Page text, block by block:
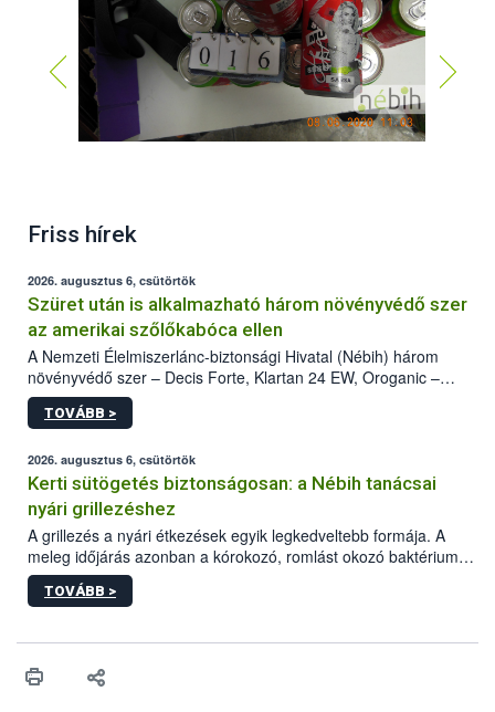
Friss hírek
2026. augusztus 6, csütörtök
Szüret után is alkalmazható három növényvédő szer
az amerikai szőlőkabóca ellen
A Nemzeti Élelmiszerlánc-biztonsági Hivatal (Nébih) három
növényvédő szer – Decis Forte, Klartan 24 EW, Oroganic –
engedélyokiratát módosította, így azok a szüretet követően,
egészen a vesszőérettség (BBCH 91) stádiumáig
érésű szőlőkben is legyen lehetőség a károsító elleni további
védekezésre. Az Oroganic készítmény kis kiszerelésben kiskerti
felhasználók számára is elérhető és ökológiai termesztésben is
engedélyezett.
TOVÁBB >
2026. augusztus 6, csütörtök
Kerti sütögetés biztonságosan: a Nébih tanácsai
nyári grillezéshez
A grillezés a nyári étkezések egyik legkedveltebb formája. A
meleg időjárás azonban a kórokozó, romlást okozó baktériumok
gyorsabb szaporodásának is kedvez. A szabadtéri sütögetés
ezért nem csupán a megfelelő sütési technikáról szól: legalább
higiéniai szabályok betartása, a megfelelő hőkezelés, valamint a
biztonsági Hivatal (Nébih) Oktatási Programja összegyűjtötte a
TOVÁBB >